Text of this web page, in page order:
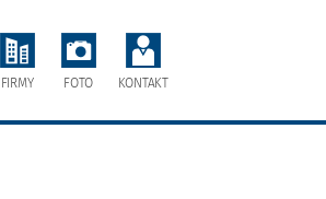
FIRMY FOTO KONTAKT